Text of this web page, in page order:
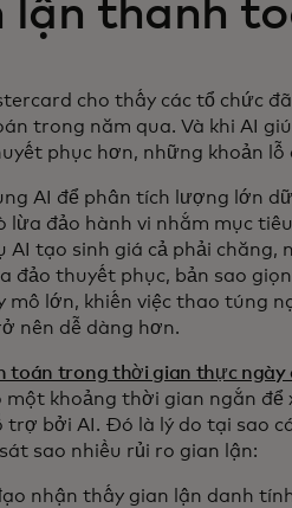
lận thanh
cho thấy các tổ chức
trong năm qua. Và khi AI
phục hơn, những khoản lỗ
AI để phân tích lượng lớn
lừa đảo hành vi nhắm mục
AI tạo sinh giá cả phải chăng,
đảo thuyết phục, bản sao
mô lớn, khiến việc thao túng
nên dễ dàng hơn.
toán trong thời gian thực ngày
một khoảng thời gian ngắn để
trợ bởi AI. Đó là lý do tại sao
sao nhiều rủi ro gian lận:
nhận thấy gian lận danh